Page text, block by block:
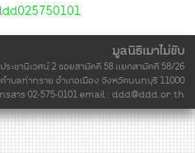
มูลนิธิเมาไม่ขับ
ระชานิเวศน์ 2 ซอยสามัคคี 58 แยกสามัคคี 58/26
บลท่าทราย อำเภอเมือง จังหวัดนนทบุรี 11000
รสาร 02-575-0101 email : ddd@ddd.or.th